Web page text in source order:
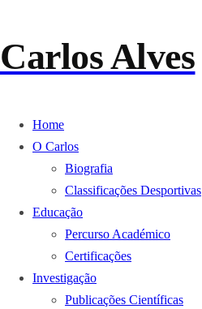
Carlos Alves
Home
O Carlos
Biografia
Classificações Desportivas
Educação
Percurso Académico
Certificações
Investigação
Publicações Científicas